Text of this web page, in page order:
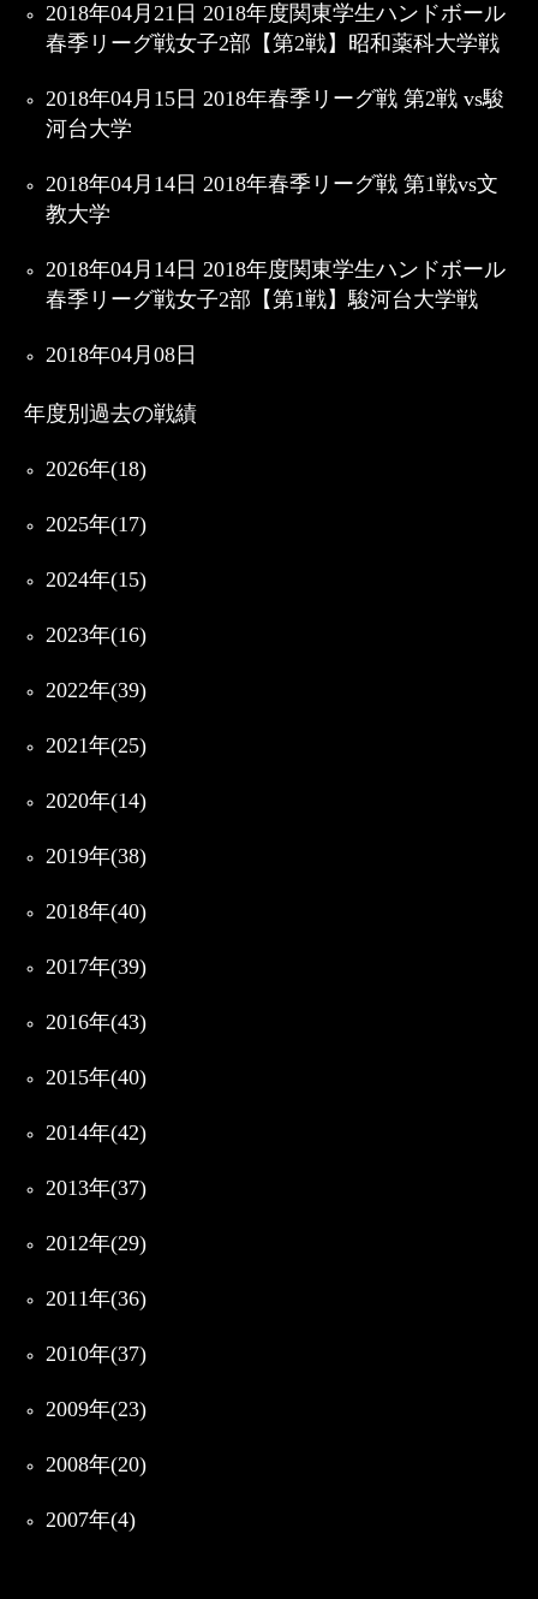
2018年04月21日 2018年度関東学生ハンドボール
春季リーグ戦女子2部【第2戦】昭和薬科大学戦
2018年04月15日 2018年春季リーグ戦 第2戦 vs駿
河台大学
2018年04月14日 2018年春季リーグ戦 第1戦vs文
教大学
2018年04月14日 2018年度関東学生ハンドボール
春季リーグ戦女子2部【第1戦】駿河台大学戦
2018年04月08日
年度別過去の戦績
2026年(18)
2025年(17)
2024年(15)
2023年(16)
2022年(39)
2021年(25)
2020年(14)
2019年(38)
2018年(40)
2017年(39)
2016年(43)
2015年(40)
2014年(42)
2013年(37)
2012年(29)
2011年(36)
2010年(37)
2009年(23)
2008年(20)
2007年(4)